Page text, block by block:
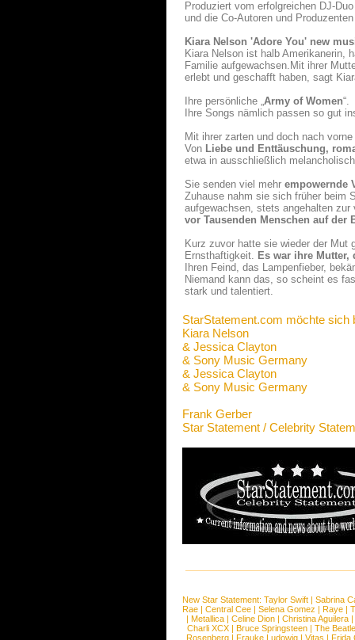
Produziert vom erfolgreichen DJ-
und die Co-Autoren und
Kiara Nelson 'Adore You' new
Kiara Nelson ist halb Amerikanerin,
Familie aufgewachsen.Mit ihrer
erlebt und geschafft haben, sagt
Ihre persönliche „Army of Women“.
Ihre Songs nämlich passen so gut
Mit ihrer zarten und doch nach
Von Liebe und Enttäuschung,
etwa in ausschließlich
Sie senden viel mehr empowernde
Zuhause nahm sie sich früher beim
aufgewachsen, stets angehalten
vor Tausenden Menschen auf der
Kurz zuvor hatte sie wieder der Mut
Ernsthaftigkeit. Es war ihre Mutter,
Ihren Feind, das Lampenfieber,
Niemand kann das, so scheint es
stark und talentiert.
StarStatement.com möchte sich
Kiara Nelson
& Jessica Clayton
& Sony Music Germany
& Jessica Clayton
& Sony Music Germany
Frank Gerber
Star Statement / Celebrity
New Star Statement: Taylor Swift | Sabrina
Rae |Central Cee |Selena Gomez |Raye |
| Metallica | Celine Dion | Christina Aguilera |
Charli XCX |Bruce Springsteen |The
Rosenberg | Frauke Ludowig | Vitas | Frida